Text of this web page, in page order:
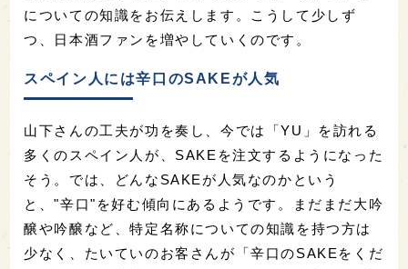
についての知識をお伝えします。こうして少しず
つ、日本酒ファンを増やしていくのです。
スペイン人には辛口のSAKEが人気
山下さんの工夫が功を奏し、今では「YU」を訪れる
多くのスペイン人が、SAKEを注文するようになった
そう。では、どんなSAKEが人気なのかという
と、"辛口"を好む傾向にあるようです。まだまだ大吟
醸や吟醸など、特定名称についての知識を持つ方は
少なく、たいていのお客さんが「辛口のSAKEをくだ